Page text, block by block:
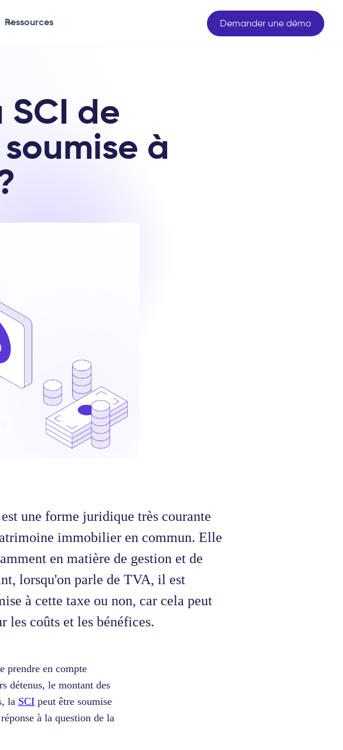
Ressources Demander une démo
SCI de
à
une forme juridique très courante
immobilier en commun. Elle
en matière de gestion et de
lorsqu'on parle de TVA, il est
à cette taxe ou non, car cela peut
les coûts et les bénéfices.
prendre en compte
détenus, le montant des
la SCI peut être soumise
à la question de la